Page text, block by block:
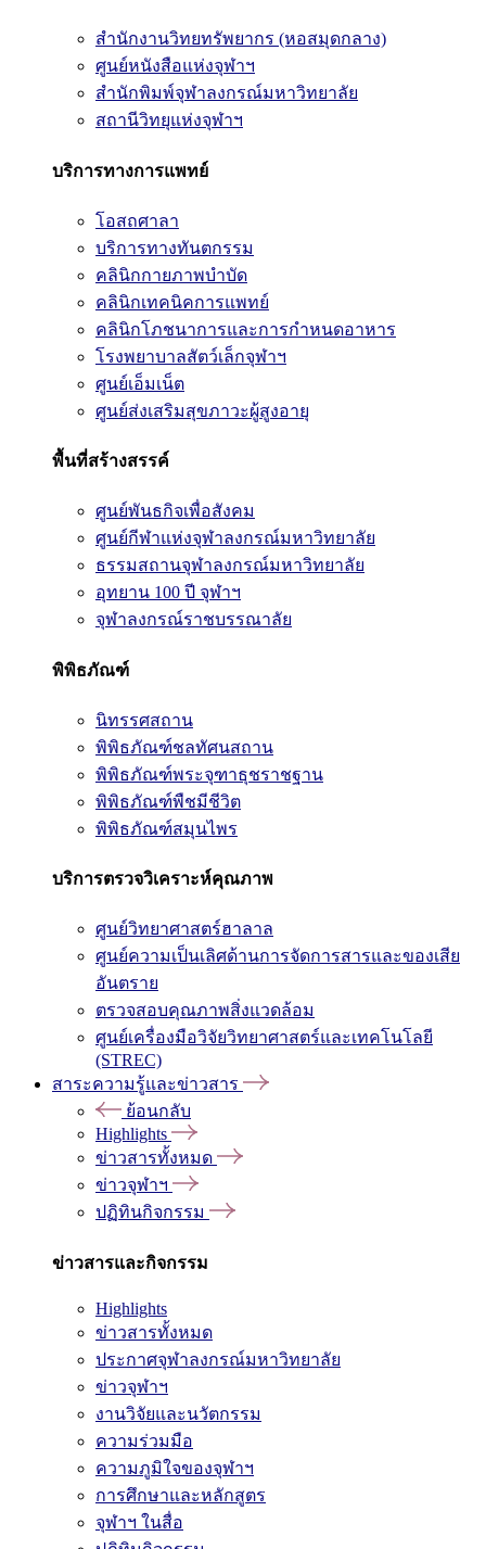
สำนักงานวิทยทรัพยากร (หอสมุดกลาง)
ศูนย์หนังสือแห่งจุฬาฯ
สำนักพิมพ์จุฬาลงกรณ์มหาวิทยาลัย
สถานีวิทยุแห่งจุฬาฯ
บริการทางการแพทย์
โอสถศาลา
บริการทางทันตกรรม
คลินิกกายภาพบำบัด
คลินิกเทคนิคการแพทย์
คลินิกโภชนาการและการกำหนดอาหาร
โรงพยาบาลสัตว์เล็กจุฬาฯ
ศูนย์เอ็มเน็ต
ศูนย์ส่งเสริมสุขภาวะผู้สูงอายุ
พื้นที่สร้างสรรค์
ศูนย์พันธกิจเพื่อสังคม
ศูนย์กีฬาแห่งจุฬาลงกรณ์มหาวิทยาลัย
ธรรมสถานจุฬาลงกรณ์มหาวิทยาลัย
อุทยาน 100 ปี จุฬาฯ
จุฬาลงกรณ์ราชบรรณาลัย
พิพิธภัณฑ์
นิทรรศสถาน
พิพิธภัณฑ์ชลทัศนสถาน
พิพิธภัณฑ์พระจุฑาธุชราชฐาน
พิพิธภัณฑ์พืชมีชีวิต
พิพิธภัณฑ์สมุนไพร
บริการตรวจวิเคราะห์คุณภาพ
ศูนย์วิทยาศาสตร์ฮาลาล
ศูนย์ความเป็นเลิศด้านการจัดการสารและของเสีย
อันตราย
ตรวจสอบคุณภาพสิ่งแวดล้อม
ศูนย์เครื่องมือวิจัยวิทยาศาสตร์และเทคโนโลยี
(STREC)
สาระความรู้และข่าวสาร
ย้อนกลับ
Highlights
ข่าวสารทั้งหมด
ข่าวจุฬาฯ
ปฏิทินกิจกรรม
ข่าวสารและกิจกรรม
Highlights
ข่าวสารทั้งหมด
ประกาศจุฬาลงกรณ์มหาวิทยาลัย
ข่าวจุฬาฯ
งานวิจัยและนวัตกรรม
ความร่วมมือ
ความภูมิใจของจุฬาฯ
การศึกษาและหลักสูตร
จุฬาฯ ในสื่อ